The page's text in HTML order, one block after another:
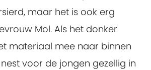
maar het is ook erg
Mol. Als het donker
materiaal mee naar binnen
voor de jongen gezellig in